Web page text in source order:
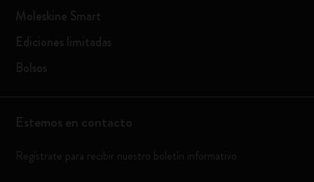
Moleskine Smart
Ediciones limitadas
Bolsos
Estemos en contacto
Regístrate para recibir nuestro boletín informativo